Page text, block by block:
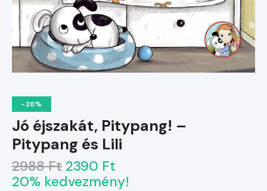
-20%
Jó éjszakát, Pitypang! –
Pitypang és Lili
2988 Ft 2390 Ft
20% kedvezmény!